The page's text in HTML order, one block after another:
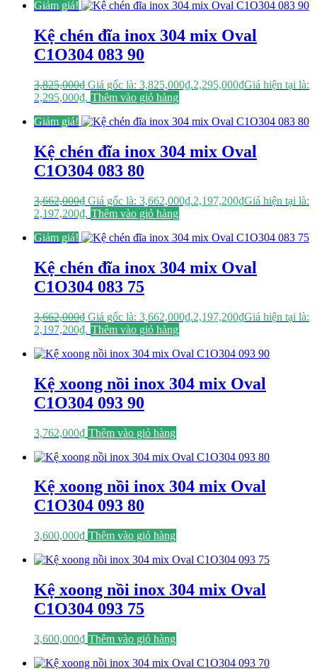
Giảm giá!
Kệ chén đĩa inox 304 mix Oval
C1O304 083 90
3,825,000₫ Giá gốc là: 3,825,000₫.2,295,000₫Giá hiện tại là:
2,295,000₫. Thêm vào giỏ hàng
Giảm giá!
Kệ chén đĩa inox 304 mix Oval
C1O304 083 80
3,662,000₫ Giá gốc là: 3,662,000₫.2,197,200₫Giá hiện tại là:
2,197,200₫. Thêm vào giỏ hàng
Giảm giá!
Kệ chén đĩa inox 304 mix Oval
C1O304 083 75
3,662,000₫ Giá gốc là: 3,662,000₫.2,197,200₫Giá hiện tại là:
2,197,200₫. Thêm vào giỏ hàng
Kệ xoong nồi inox 304 mix Oval
C1O304 093 90
3,762,000₫ Thêm vào giỏ hàng
Kệ xoong nồi inox 304 mix Oval
C1O304 093 80
3,600,000₫ Thêm vào giỏ hàng
Kệ xoong nồi inox 304 mix Oval
C1O304 093 75
3,600,000₫ Thêm vào giỏ hàng